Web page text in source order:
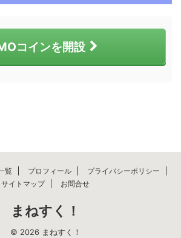
コインを開設
覧 プロフィール
プライバシーポリシー
サイトマップ
お問合せ
まねすく！
© 2026 まねすく！